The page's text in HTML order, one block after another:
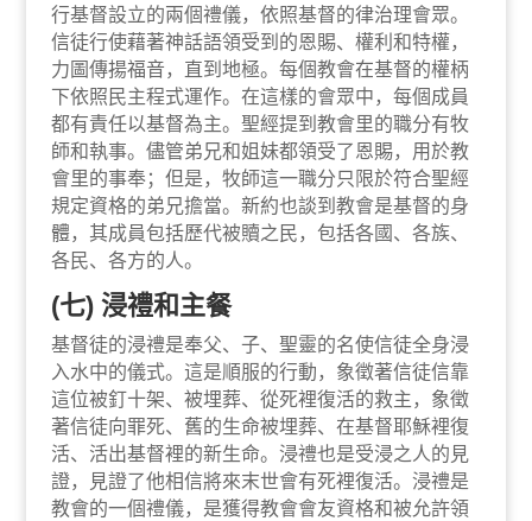
行基督設立的兩個禮儀，依照基督的律治理會眾。
信徒行使藉著神話語領受到的恩賜、權利和特權，
力圖傳揚福音，直到地極。每個教會在基督的權柄
下依照民主程式運作。在這樣的會眾中，每個成員
都有責任以基督為主。聖經提到教會里的職分有牧
師和執事。儘管弟兄和姐妹都領受了恩賜，用於教
會里的事奉；但是，牧師這一職分只限於符合聖經
規定資格的弟兄擔當。新約也談到教會是基督的身
體，其成員包括歷代被贖之民，包括各國、各族、
各民、各方的人。
(七) 浸禮和主餐
基督徒的浸禮是奉父、子、聖靈的名使信徒全身浸
入水中的儀式。這是順服的行動，象徵著信徒信靠
這位被釘十架、被埋葬、從死裡復活的救主，象徵
著信徒向罪死、舊的生命被埋葬、在基督耶穌裡復
活、活出基督裡的新生命。浸禮也是受浸之人的見
證，見證了他相信將來末世會有死裡復活。浸禮是
教會的一個禮儀，是獲得教會會友資格和被允許領